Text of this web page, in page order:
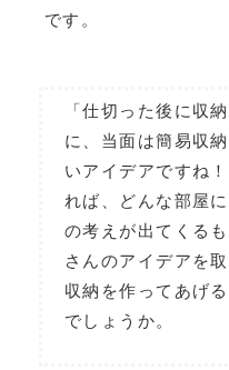
です。
「仕切った後に収
に、当面は簡易収
いアイデアですね
れば、どんな部屋
の考えが出てくる
さんのアイデアを
収納を作ってあげ
でしょうか。